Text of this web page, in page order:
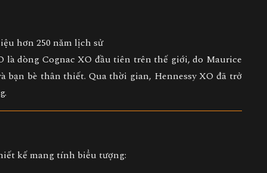
hơn 250 năm lịch sử
là dòng Cognac XO đầu tiên trên thế giới, do Maurice
bạn bè thân thiết. Qua thời gian, Hennessy XO đã trở
kế mang tính biểu tượng: